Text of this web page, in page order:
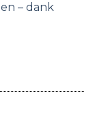
– dank